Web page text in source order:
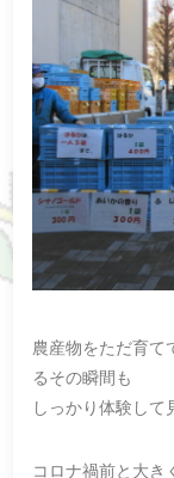
農産物をただ育て
るその瞬間も
しっかり体験して
コロナ禍前と大き